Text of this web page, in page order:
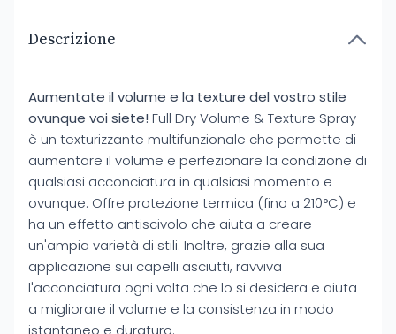
Descrizione
Aumentate il volume e la texture del vostro stile
ovunque voi siete! Full Dry Volume & Texture Spray
è un texturizzante multifunzionale che permette di
aumentare il volume e perfezionare la condizione di
qualsiasi acconciatura in qualsiasi momento e
ovunque. Offre protezione termica (fino a 210°C) e
ha un effetto antiscivolo che aiuta a creare
un'ampia varietà di stili. Inoltre, grazie alla sua
applicazione sui capelli asciutti, ravviva
l'acconciatura ogni volta che lo si desidera e aiuta
a migliorare il volume e la consistenza in modo
istantaneo e duraturo.